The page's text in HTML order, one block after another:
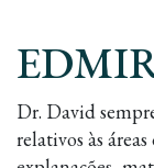
Dr. David
relativos às